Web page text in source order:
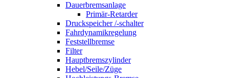
Dauerbremsanlage
Primär-Retarder
Druckspeicher /-schalter
Fahrdynamikregelung
Feststellbremse
Filter
Hauptbremszylinder
Hebel/Seile/Züge